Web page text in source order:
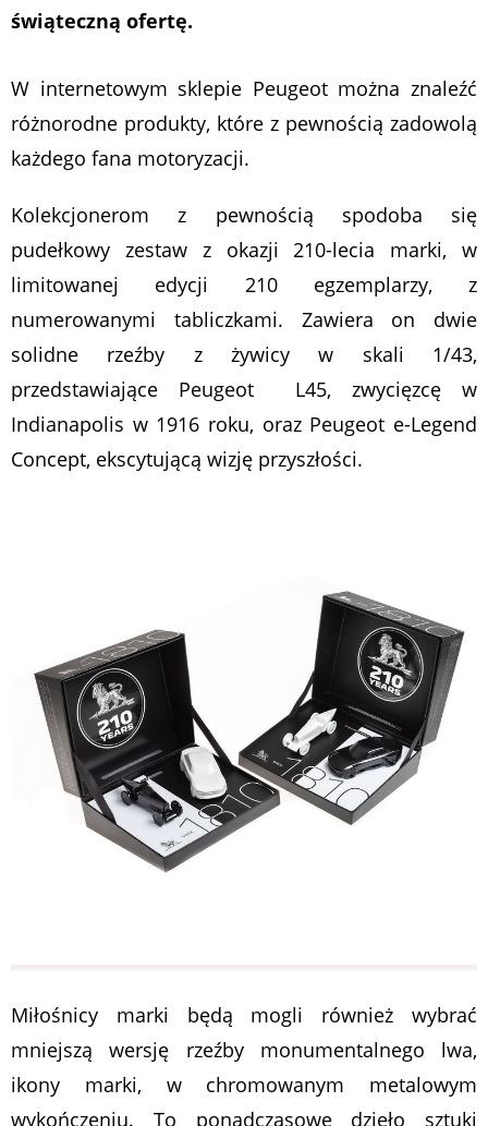
świąteczną ofertę.
W internetowym sklepie Peugeot można znaleźć
różnorodne produkty, które z pewnością zadowolą
każdego fana motoryzacji.
Kolekcjonerom z pewnością spodoba się
pudełkowy zestaw z okazji 210-lecia marki, w
limitowanej edycji 210 egzemplarzy, z
numerowanymi tabliczkami. Zawiera on dwie
solidne rzeźby z żywicy w skali 1/43,
przedstawiające Peugeot L45, zwycięzcę w
Indianapolis w 1916 roku, oraz Peugeot e-Legend
Concept, ekscytującą wizję przyszłości.
Miłośnicy marki będą mogli również wybrać
mniejszą wersję rzeźby monumentalnego lwa,
ikony marki, w chromowanym metalowym
wykończeniu. To ponadczasowe dzieło sztuki